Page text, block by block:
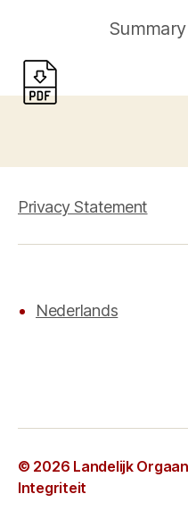
Privacy Statement
Nederlands
© 2026 Landelijk
Integriteit